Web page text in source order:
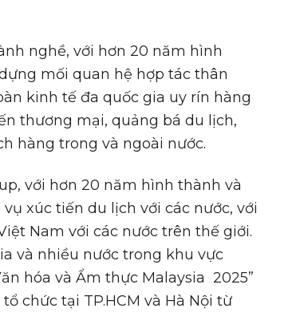
nghề, với hơn 20 năm hình
mối quan hệ hợp tác thân
kinh tế đa quốc gia uy rín hàng
thương mại, quảng bá du lịch,
hàng trong và ngoài nước.
với hơn 20 năm hình thành và
xúc tiến du lịch với các nước, với
Nam với các nước trên thế giới.
và nhiều nước trong khu vực
hóa và Ẩm thực Malaysia 2025”
chức tại TP.HCM và Hà Nội từ